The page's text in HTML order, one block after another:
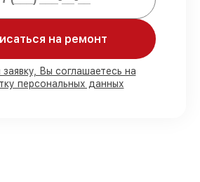
вашем присутствии
на ремонт
Вы соглашаетесь на
персональных данных